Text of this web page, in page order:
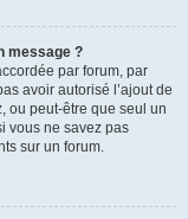
message ?
par forum, par
avoir autorisé l’ajout de
ou peut-être que seul un
vous ne savez pas
sur un forum.